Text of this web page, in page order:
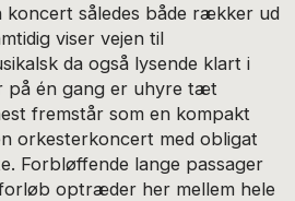
koncert således både rækker ud
viser vejen til
da også lysende klart i
på én gang er uhyre tæt
fremstår som en kompakt
orkesterkoncert med obligat
Forbløffende lange passager
optræder her mellem hele